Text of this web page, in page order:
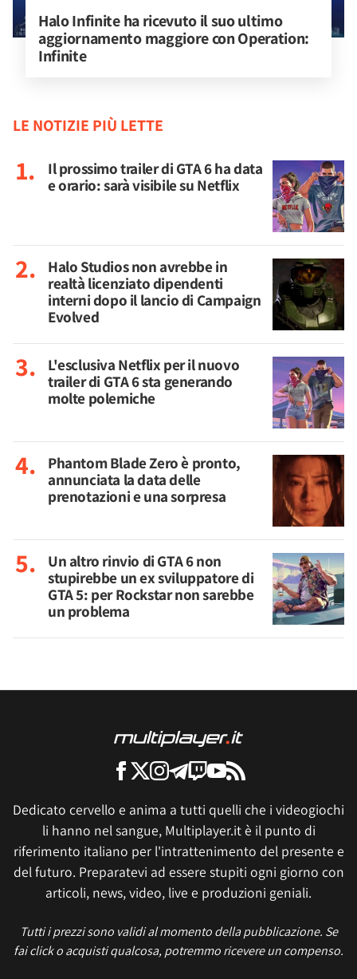
Halo Infinite ha ricevuto il suo ultimo
aggiornamento maggiore con Operation:
Infinite
LE NOTIZIE PIÙ LETTE
Il prossimo trailer di GTA 6 ha data
e orario: sarà visibile su Netflix
Halo Studios non avrebbe in
realtà licenziato dipendenti
interni dopo il lancio di Campaign
Evolved
L'esclusiva Netflix per il nuovo
trailer di GTA 6 sta generando
molte polemiche
Phantom Blade Zero è pronto,
annunciata la data delle
prenotazioni e una sorpresa
Un altro rinvio di GTA 6 non
stupirebbe un ex sviluppatore di
GTA 5: per Rockstar non sarebbe
un problema
Dedicato cervello e anima a tutti quelli che i videogiochi
li hanno nel sangue, Multiplayer.it è il punto di
riferimento italiano per l'intrattenimento del presente e
del futuro. Preparatevi ad essere stupiti ogni giorno con
articoli, news, video, live e produzioni geniali.
Tutti i prezzi sono validi al momento della pubblicazione. Se
fai click o acquisti qualcosa, potremmo ricevere un compenso.